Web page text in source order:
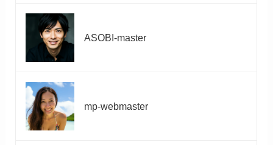
ASOBI-master
mp-webmaster